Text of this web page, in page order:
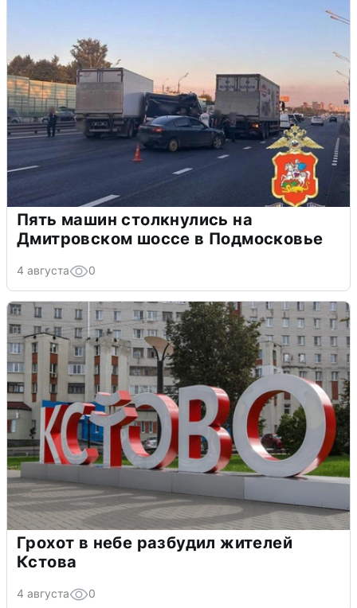
Пять машин столкнулись на
Дмитровском шоссе в Подмосковье
4 августа 0
Грохот в небе разбудил жителей
Кстова
4 августа 0